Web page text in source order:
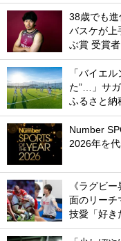
38歳でも進
バスケが上
ぶ賞 受賞者
「バイエ
た”…」サ
ふるさと納
Number
2026年を
《ラグビ
面のリーチ
技愛「好き